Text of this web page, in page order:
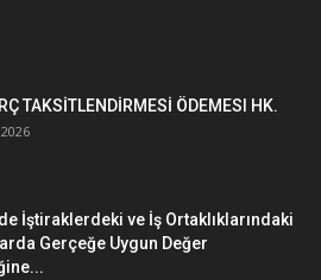
TAKSİTLENDİRMESİ ÖDEMESI HK.
İştiraklerdeki ve İş Ortaklıklarındaki
Gerçeğe Uygun Değer